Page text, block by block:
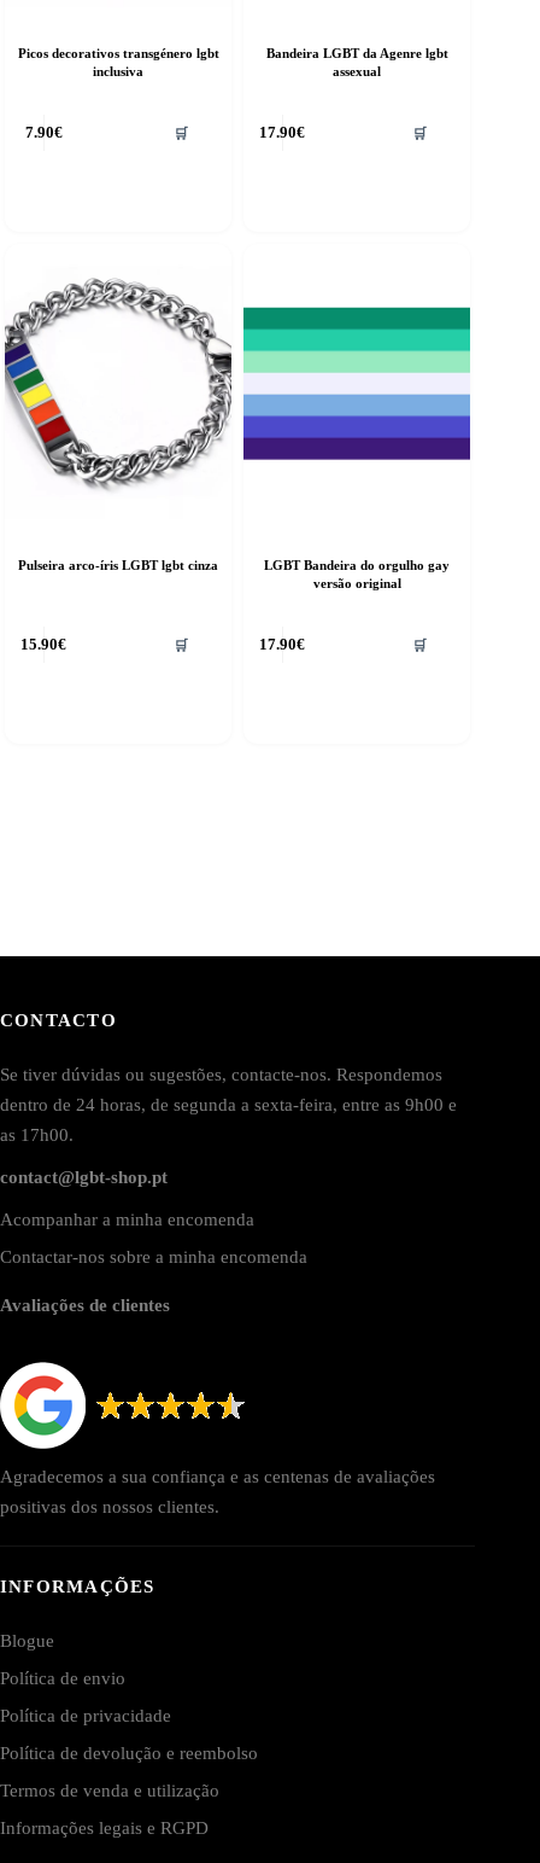
Picos decorativos transgénero lgbt
inclusiva
7.90€ 🛒
Bandeira LGBT da Agenre lgbt
assexual
17.90€ 🛒
Pulseira arco-íris LGBT lgbt cinza
15.90€ 🛒
LGBT Bandeira do orgulho gay
versão original
17.90€ 🛒
CONTACTO
Se tiver dúvidas ou sugestões, contacte-nos. Respondemos
dentro de 24 horas, de segunda a sexta-feira, entre as 9h00 e
as 17h00.
contact@lgbt-shop.pt
Acompanhar a minha encomenda
Contactar-nos sobre a minha encomenda
Avaliações de clientes
Agradecemos a sua confiança e as centenas de avaliações
positivas dos nossos clientes.
INFORMAÇÕES
Blogue
Política de envio
Política de privacidade
Política de devolução e reembolso
Termos de venda e utilização
Informações legais e RGPD